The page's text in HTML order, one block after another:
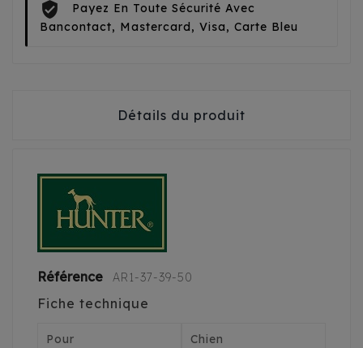
Payez En Toute Sécurité Avec
Bancontact, Mastercard, Visa, Carte Bleu
Détails du produit
Référence AR1-37-39-50
Fiche technique
Pour Chien